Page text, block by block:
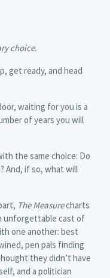
choice.
get ready, and head
waiting for you is a
of years you will
the same choice: Do
And, if so, what will
The Measurecharts
unforgettable cast of
one another: best
pen pals finding
they didn’t have
and a politician